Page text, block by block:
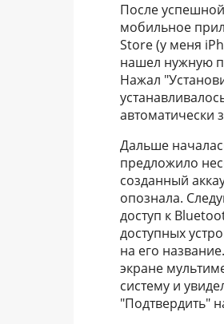
После
мобильное
Store (у меня
нашел нужную
Нажал
автоматически
Дальше
предложило
созданный
опознала.
доступ к
доступных
на его
экране
систему и
"Подтвердить"